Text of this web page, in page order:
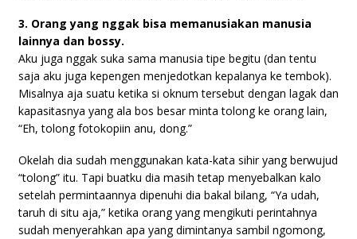
3. Orang yang nggak bisa memanusiakan manusia
lainnya dan bossy.
Aku juga nggak suka sama manusia tipe begitu (dan tentu
saja aku juga kepengen menjedotkan kepalanya ke tembok).
Misalnya aja suatu ketika si oknum tersebut dengan lagak dan
kapasitasnya yang ala bos besar minta tolong ke orang lain,
“Eh, tolong fotokopiin anu, dong.”
Okelah dia sudah menggunakan kata-kata sihir yang berwujud
“tolong” itu. Tapi buatku dia masih tetap menyebalkan kalo
setelah permintaannya dipenuhi dia bakal bilang, “Ya udah,
taruh di situ aja,” ketika orang yang mengikuti perintahnya
sudah menyerahkan apa yang dimintanya sambil ngomong,